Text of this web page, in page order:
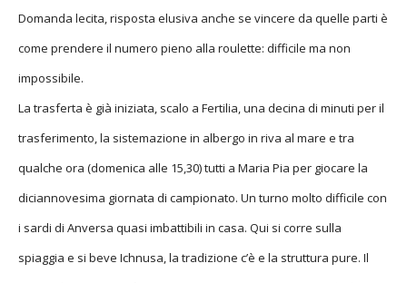
Domanda lecita, risposta elusiva anche se vincere da quelle parti è
come prendere il numero pieno alla roulette: difficile ma non
impossibile.
La trasferta è già iniziata, scalo a Fertilia, una decina di minuti per il
trasferimento, la sistemazione in albergo in riva al mare e tra
qualche ora (domenica alle 15,30) tutti a Maria Pia per giocare la
diciannovesima giornata di campionato. Un turno molto difficile con
i sardi di Anversa quasi imbattibili in casa. Qui si corre sulla
spiaggia e si beve Ichnusa, la tradizione c’è e la struttura pure. Il